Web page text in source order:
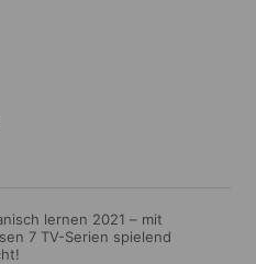
lernen 2021 – mit
7 TV-Serien spielend